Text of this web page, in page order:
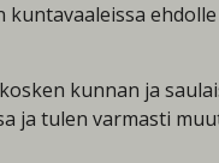
kunnan ja
tulen varmasti